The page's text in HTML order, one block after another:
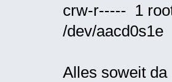
crw-r----- 1
/dev/aacd0s1e
Alles soweit da